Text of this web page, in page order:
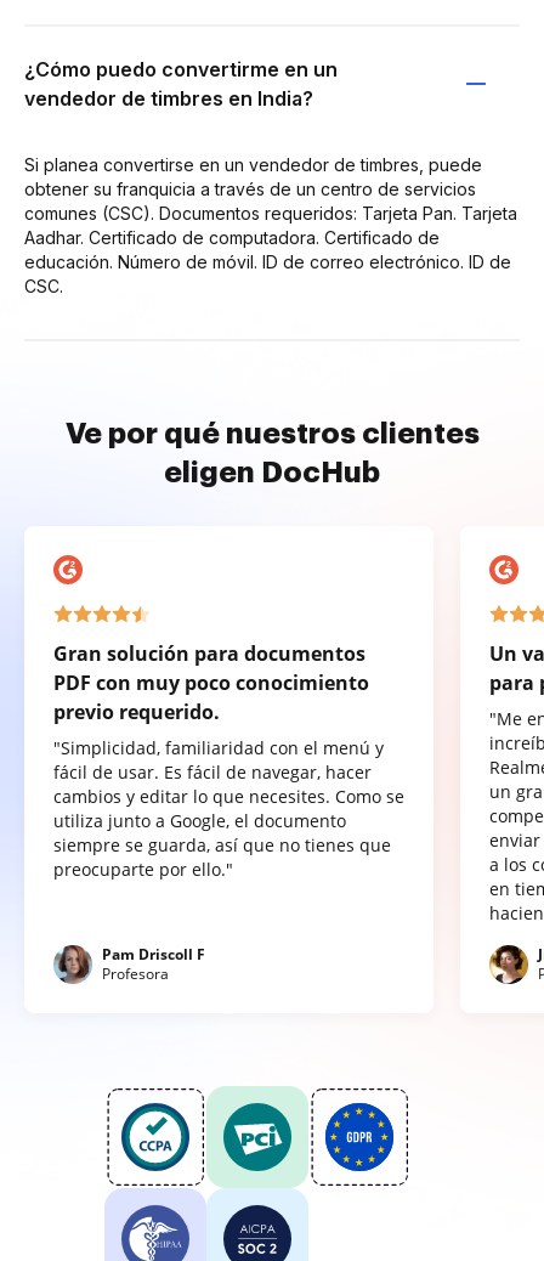
¿Cómo puedo convertirme en un
vendedor de timbres en India?
Si planea convertirse en un vendedor de timbres, puede
obtener su franquicia a través de un centro de servicios
comunes (CSC). Documentos requeridos: Tarjeta Pan. Tarjeta
Aadhar. Certificado de computadora. Certificado de
educación. Número de móvil. ID de correo electrónico. ID de
CSC.
Ve por qué nuestros clientes
eligen DocHub
Gran solución para documentos
PDF con muy poco conocimiento
previo requerido.
"Simplicidad, familiaridad con el menú y
fácil de usar. Es fácil de navegar, hacer
cambios y editar lo que necesites. Como se
utiliza junto a Google, el documento
siempre se guarda, así que no tienes que
preocuparte por ello."
Pam Driscoll F
Profesora
Un
para
"Me
un
a los
en